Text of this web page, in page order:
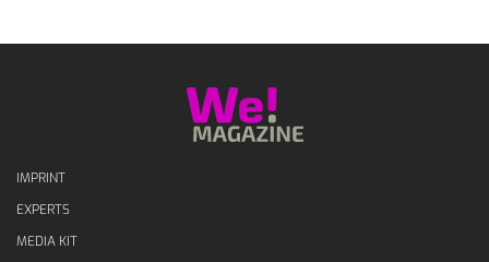
IMPRINT
EXPERTS
MEDIA KIT